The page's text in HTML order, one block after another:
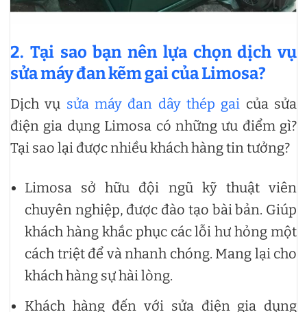
2. Tại sao bạn nên lựa chọn dịch vụ
sửa máy đan kẽm gai của Limosa?
Dịch vụ sửa máy đan dây thép gai của sửa
điện gia dụng Limosa có những ưu điểm gì?
Tại sao lại được nhiều khách hàng tin tưởng?
Limosa sở hữu đội ngũ kỹ thuật viên
chuyên nghiệp, được đào tạo bài bản. Giúp
khách hàng khắc phục các lỗi hư hỏng một
cách triệt để và nhanh chóng. Mang lại cho
khách hàng sự hài lòng.
Khách hàng đến với sửa điện gia dụng